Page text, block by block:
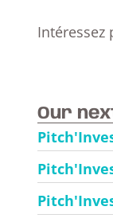
Intéressez
Our